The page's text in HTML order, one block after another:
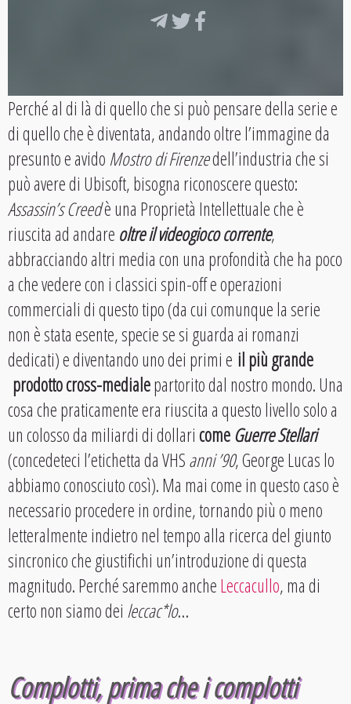
Perché al di là di quello che si può pensare della serie e
di quello che è diventata, andando oltre l’immagine da
presunto e avido Mostro di Firenzedell’industria che si
può avere di Ubisoft, bisogna riconoscere questo:
Assassin’s Creedè una Proprietà Intellettuale che è
riuscita ad andare oltre il videogiococorrente,
abbracciando altri media con una profondità che ha poco
a che vedere con i classici spin-off e operazioni
commerciali di questo tipo (da cui comunque la serie
non è stata esente, specie se si guarda ai romanzi
dedicati) e diventando uno dei primi e il più grande
prodotto cross-medialepartorito dal nostro mondo. Una
cosa che praticamente era riuscita a questo livello solo a
un colosso da miliardi di dollaricomeGuerre Stellari
(concedeteci l’etichetta da VHSanni ’90, George Lucas lo
abbiamo conosciuto così). Ma mai come in questo caso è
necessario procedere in ordine, tornando più o meno
letteralmente indietro nel tempo alla ricerca del giunto
sincronico che giustifichi un’introduzione di questa
magnitudo. Perché saremmo ancheLeccacullo, ma di
certo non siamo dei leccac*lo…
Complotti, prima che i complotti